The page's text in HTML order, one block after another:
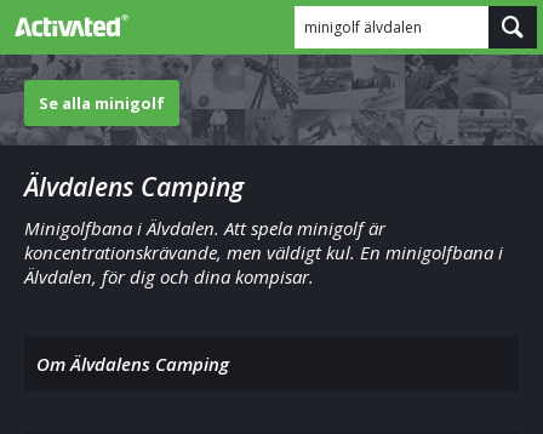
minigolf älvdalen
Se alla minigolf
Älvdalens Camping
Minigolfbana i Älvdalen. Att spela minigolf är
koncentrationskrävande, men väldigt kul. En minigolfbana i
Älvdalen, för dig och dina kompisar.
Om Älvdalens Camping